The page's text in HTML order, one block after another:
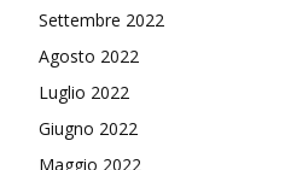
Settembre 2022
Agosto 2022
Luglio 2022
Giugno 2022
Maggio 2022